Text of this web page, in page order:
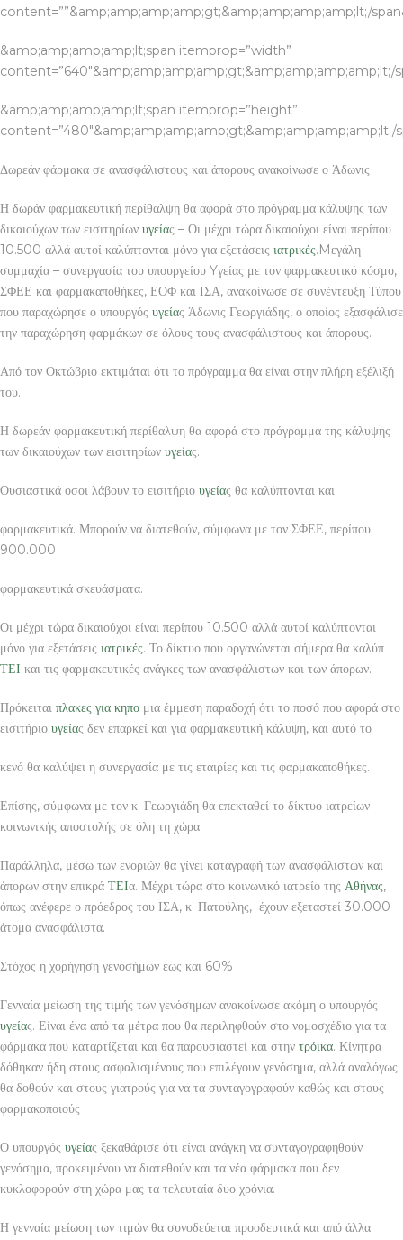
content=””&amp;amp;amp;amp;gt;&amp;amp;amp;amp;lt;/
&amp;amp;amp;amp;lt;span itemprop=”width”
content=”640″&amp;amp;amp;amp;gt;&amp;amp;amp;amp;lt;/
&amp;amp;amp;amp;lt;span itemprop=”height”
content=”480″&amp;amp;amp;amp;gt;&amp;amp;amp;amp;lt;/
Δωρεάν φάρμακα σε ανασφάλιστους και άπορους ανακοίνωσε ο Άδωνις
Η δωράν φαρμακευτική περίθαλψη θα αφορά στο πρόγραμμα κάλυψης των
δικαιούχων των εισιτηρίων υγείας – Οι μέχρι τώρα δικαιούχοι είναι περίπου
10.500 αλλά αυτοί καλύπτονται μόνο για εξετάσεις ιατρικές.Mεγάλη
συμμαχία – συνεργασία του υπουργείου Yγείας με τον φαρμακευτικό κόσμο,
ΣΦΕΕ και φαρμακαποθήκες, ΕΟΦ και ΙΣΑ, ανακοίνωσε σε συνέντευξη Τύπου
που παραχώρησε ο υπουργός υγείας Άδωνις Γεωργιάδης, ο οποίος εξασφάλισε
την παραχώρηση φαρμάκων σε όλους τους ανασφάλιστους και άπορους.
Από τον Οκτώβριο εκτιμάται ότι το πρόγραμμα θα είναι στην πλήρη εξέλιξή
του.
Η δωρεάν φαρμακευτική περίθαλψη θα αφορά στο πρόγραμμα της κάλυψης
των δικαιούχων των εισιτηρίων υγείας.
Ουσιαστικά οσοι λάβουν το εισιτήριο υγείας θα καλύπτονται και
φαρμακευτικά. Μπορούν να διατεθούν, σύμφωνα με τον ΣΦΕΕ, περίπου
900.000
φαρμακευτικά σκευάσματα.
Οι μέχρι τώρα δικαιούχοι είναι περίπου 10.500 αλλά αυτοί καλύπτονται
μόνο για εξετάσεις ιατρικές. Το δίκτυο που οργανώνεται σήμερα θα καλύπ
ΤΕΙ και τις φαρμακευτικές ανάγκες των ανασφάλιστων και των άπορων.
Πρόκειται πλακες για κηπο μια έμμεση παραδοχή ότι το ποσό που αφορά στο
εισιτήριο υγείας δεν επαρκεί και για φαρμακευτική κάλυψη, και αυτό το
κενό θα καλύψει η συνεργασία με τις εταιρίες και τις φαρμακαποθήκες.
Επίσης, σύμφωνα με τον κ. Γεωργιάδη θα επεκταθεί το δίκτυο ιατρείων
κοινωνικής αποστολής σε όλη τη χώρα.
Παράλληλα, μέσω των ενοριών θα γίνει καταγραφή των ανασφάλιστων και
άπορων στην επικρά ΤΕΙα. Μέχρι τώρα στο κοινωνικό ιατρείο της Αθήνας,
όπως ανέφερε ο πρόεδρος του ΙΣΑ, κ. Πατούλης, έχουν εξεταστεί 30.000
άτομα ανασφάλιστα.
Στόχος η χορήγηση γενοσήμων έως και 60%
Γενναία μείωση της τιμής των γενόσημων ανακοίνωσε ακόμη ο υπουργός
υγείας. Είναι ένα από τα μέτρα που θα περιληφθούν στο νομοσχέδιο για τα
φάρμακα που καταρτίζεται και θα παρουσιαστεί και στην τρόικα. Κίνητρα
δόθηκαν ήδη στους ασφαλισμένους που επιλέγουν γενόσημα, αλλά αναλόγως
θα δοθούν και στους γιατρούς για να τα συνταγογραφούν καθώς και στους
φαρμακοποιούς
Ο υπουργός υγείας ξεκαθάρισε ότι είναι ανάγκη να συνταγογραφηθούν
γενόσημα, προκειμένου να διατεθούν και τα νέα φάρμακα που δεν
κυκλοφορούν στη χώρα μας τα τελευταία δυο χρόνια.
Η γενναία μείωση των τιμών θα συνοδεύεται προοδευτικά και από άλλα